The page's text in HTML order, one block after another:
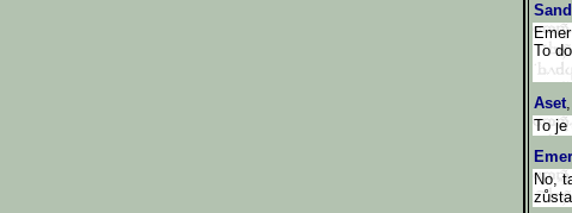
To
Aset
To
No,